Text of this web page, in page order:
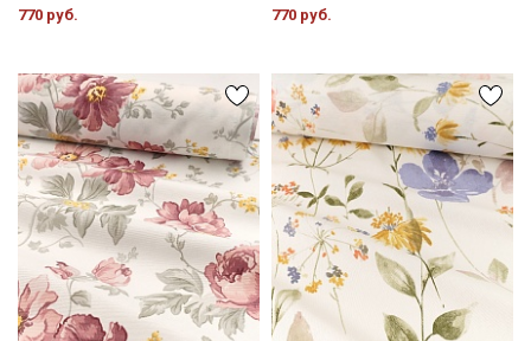
770 руб. 770 руб.